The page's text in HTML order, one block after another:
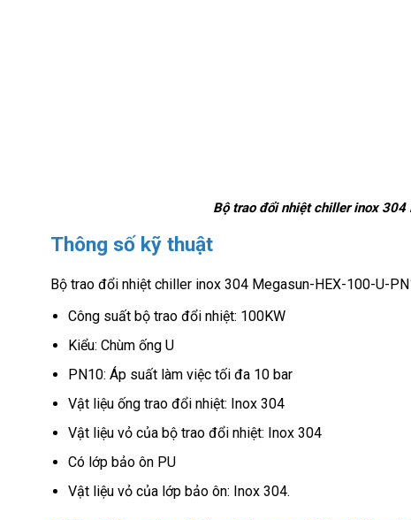
Bộ trao đổi nhiệt chiller inox
Thông số kỹ thuật
Bộ trao đổi nhiệt chiller inox 304 Megasun-HEX-100-U-
Công suất bộ trao đổi nhiệt: 100KW
Kiểu: Chùm ống U
PN10: Áp suất làm việc tối đa 10 bar
Vật liệu ống trao đổi nhiệt: Inox 304
Vật liệu vỏ của bộ trao đổi nhiệt: Inox 304
Có lớp bảo ôn PU
Vật liệu vỏ của lớp bảo ôn: Inox 304.